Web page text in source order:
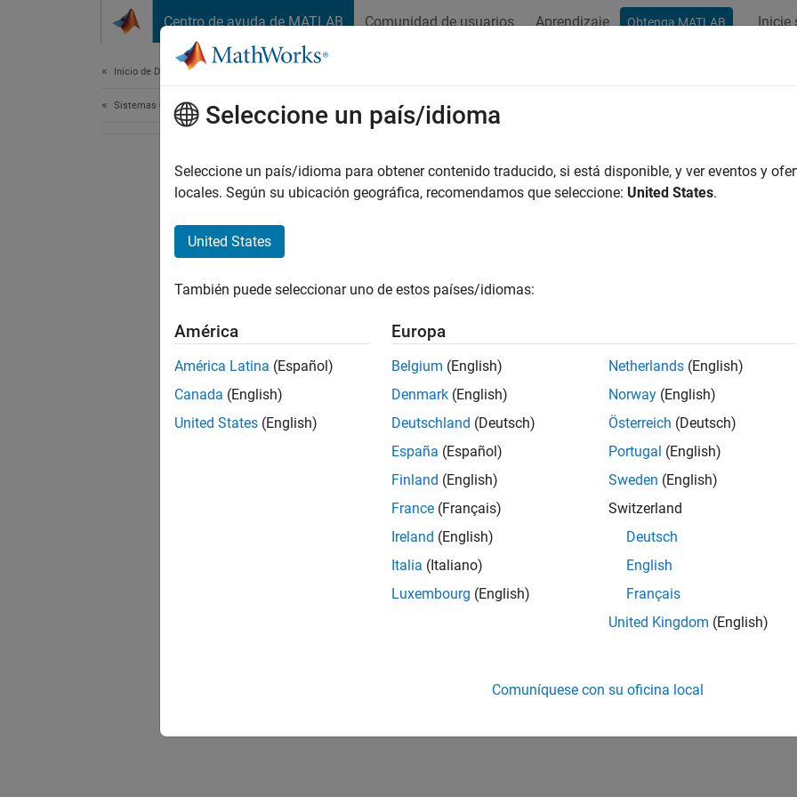
Centro de ayuda de MATLAB Comunidad de usuarios Aprendizaje Obtenga MATLAB Inicie
Inicio de Documentación
Sistemas de control
¿Qué tan útil fue esta
Seleccione un país/idioma
Seleccione un país/idioma para obtener contenido traducido, si está disponible, y ver eventos y
locales. Según su ubicación geográfica, recomendamos que seleccione: United States.
United States
También puede seleccionar uno de estos países/idiomas:
América
América Latina (Español)
Canada (English)
United States (English)
Europa
Belgium (English)
Denmark (English)
Deutschland (Deutsch)
España (Español)
Finland (English)
France (Français)
Ireland (English)
Italia (Italiano)
Luxembourg (English)
Netherlands (English)
Norway (English)
Österreich (Deutsch)
Portugal (English)
Sweden (English)
Switzerland
Deutsch
English
Français
United Kingdom (English)
Comuníquese con su oficina local